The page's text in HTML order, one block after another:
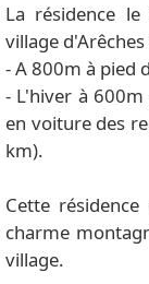
La résidence
village d'Arêches
- A 800m à pied
- L'hiver à
en voiture des
km).
Cette
charme
village.